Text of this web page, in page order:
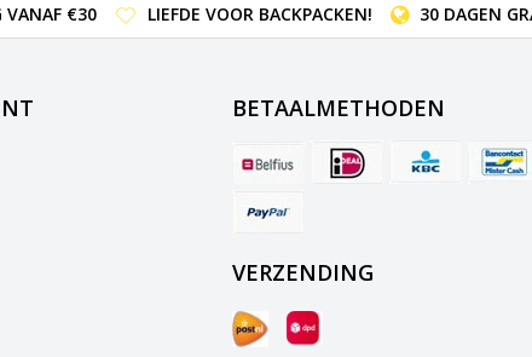
VANAF €30 LIEFDE VOOR BACKPACKEN! 30 DAGEN
BETAALMETHODEN
VERZENDING